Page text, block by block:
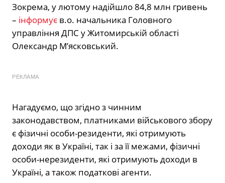
Зокрема, у лютому надійшло 84,8 млн гривень
– інформує в.о. начальника Головного
управління ДПС у Житомирській області
Олександр М’ясковський.
РЕКЛАМА
Нагадуємо, що згідно з чинним
законодавством, платниками військового збору
є фізичні особи-резиденти, які отримують
доходи як в Україні, так і за її межами, фізичні
особи-нерезиденти, які отримують доходи в
Україні, а також податкові агенти.